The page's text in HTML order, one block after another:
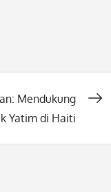
Mendukung
Yatim di Haiti